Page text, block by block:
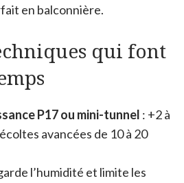
en balconnière.
qui font
P17 ou mini-tunnel : +2 à
avancées de 10 à 20
l’humidité et limite les